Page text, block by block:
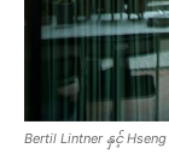
Bertil Lintner နှင့်